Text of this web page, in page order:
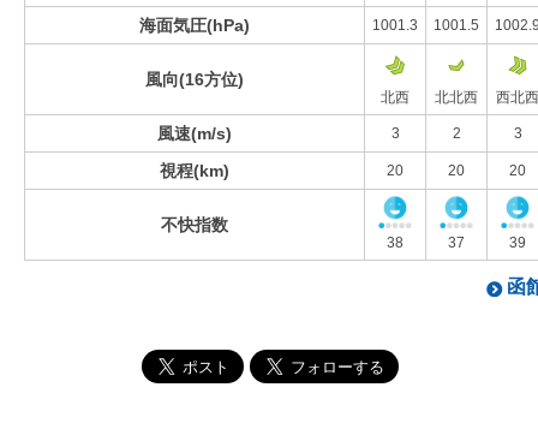
海面気圧(hPa) 1001.3 1001.5
風向(16方位)
北西 北北西 西北西
風速(m/s) 3 2 3
視程(km) 20 20 20
不快指数
38 37 39
函